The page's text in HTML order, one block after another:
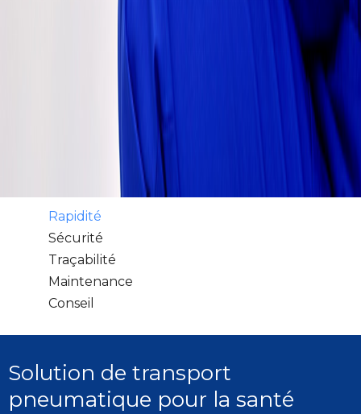
Rapidité
Sécurité
Traçabilité
Maintenance
Conseil
Solution de transport
pneumatique pour la santé